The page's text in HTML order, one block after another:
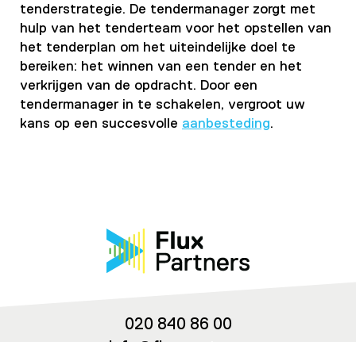
tenderstrategie. De tendermanager zorgt met
hulp van het tenderteam voor het opstellen van
het tenderplan om het uiteindelijke doel te
bereiken: het winnen van een tender en het
verkrijgen van de opdracht. Door een
tendermanager in te schakelen, vergroot uw
kans op een succesvolle aanbesteding.
020 840 86 00